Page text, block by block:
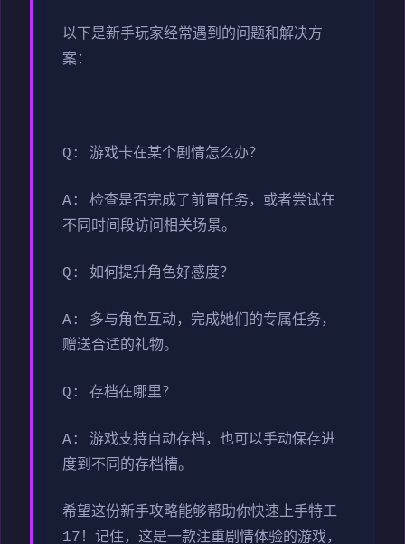
以下是新手玩家经常遇到的问题和解决方
案：
Q: 游戏卡在某个剧情怎么办？
A: 检查是否完成了前置任务，或者尝试在
不同时间段访问相关场景。
Q: 如何提升角色好感度？
A: 多与角色互动，完成她们的专属任务，
赠送合适的礼物。
Q: 存档在哪里？
A: 游戏支持自动存档，也可以手动保存进
度到不同的存档槽。
希望这份新手攻略能够帮助你快速上手特工
17！记住，这是一款注重剧情体验的游戏，